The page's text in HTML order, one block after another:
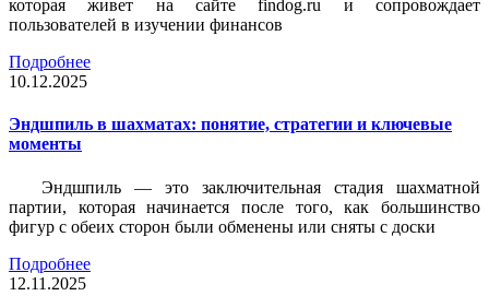
которая живет на сайте findog.ru и сопровождает
пользователей в изучении финансов
Подробнее
10.12.2025
Эндшпиль в шахматах: понятие, стратегии и ключевые
моменты
Эндшпиль — это заключительная стадия шахматной
партии, которая начинается после того, как большинство
фигур с обеих сторон были обменены или сняты с доски
Подробнее
12.11.2025